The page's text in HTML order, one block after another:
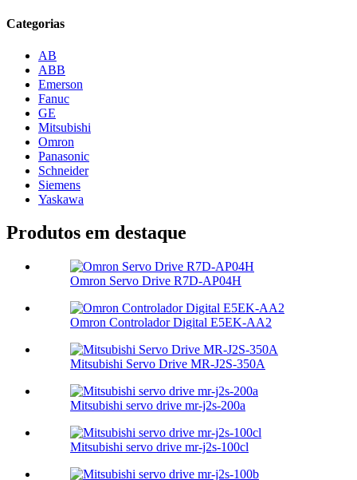
Categorias
AB
ABB
Emerson
Fanuc
GE
Mitsubishi
Omron
Panasonic
Schneider
Siemens
Yaskawa
Produtos em destaque
Omron Servo Drive R7D-AP04H
Omron Controlador Digital E5EK-AA2
Mitsubishi Servo Drive MR-J2S-350A
Mitsubishi servo drive mr-j2s-200a
Mitsubishi servo drive mr-j2s-100cl